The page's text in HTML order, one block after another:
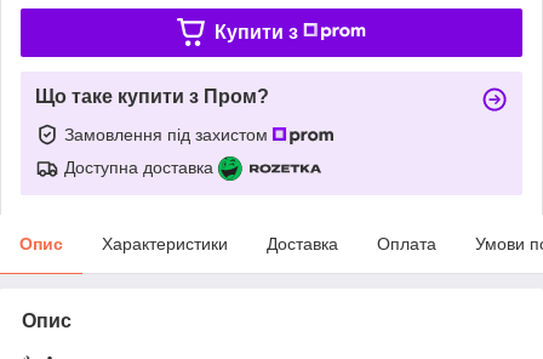
Купити з
Що таке купити з Пром?
Замовлення під захистом
Доступна доставка
Опис Характеристики Доставка Оплата Умови
Опис